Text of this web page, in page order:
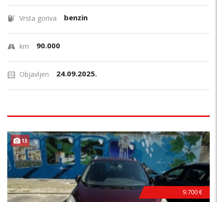
Vrsta goriva benzin
km 90.000
Objavljen 24.09.2025.
13
9.700 €